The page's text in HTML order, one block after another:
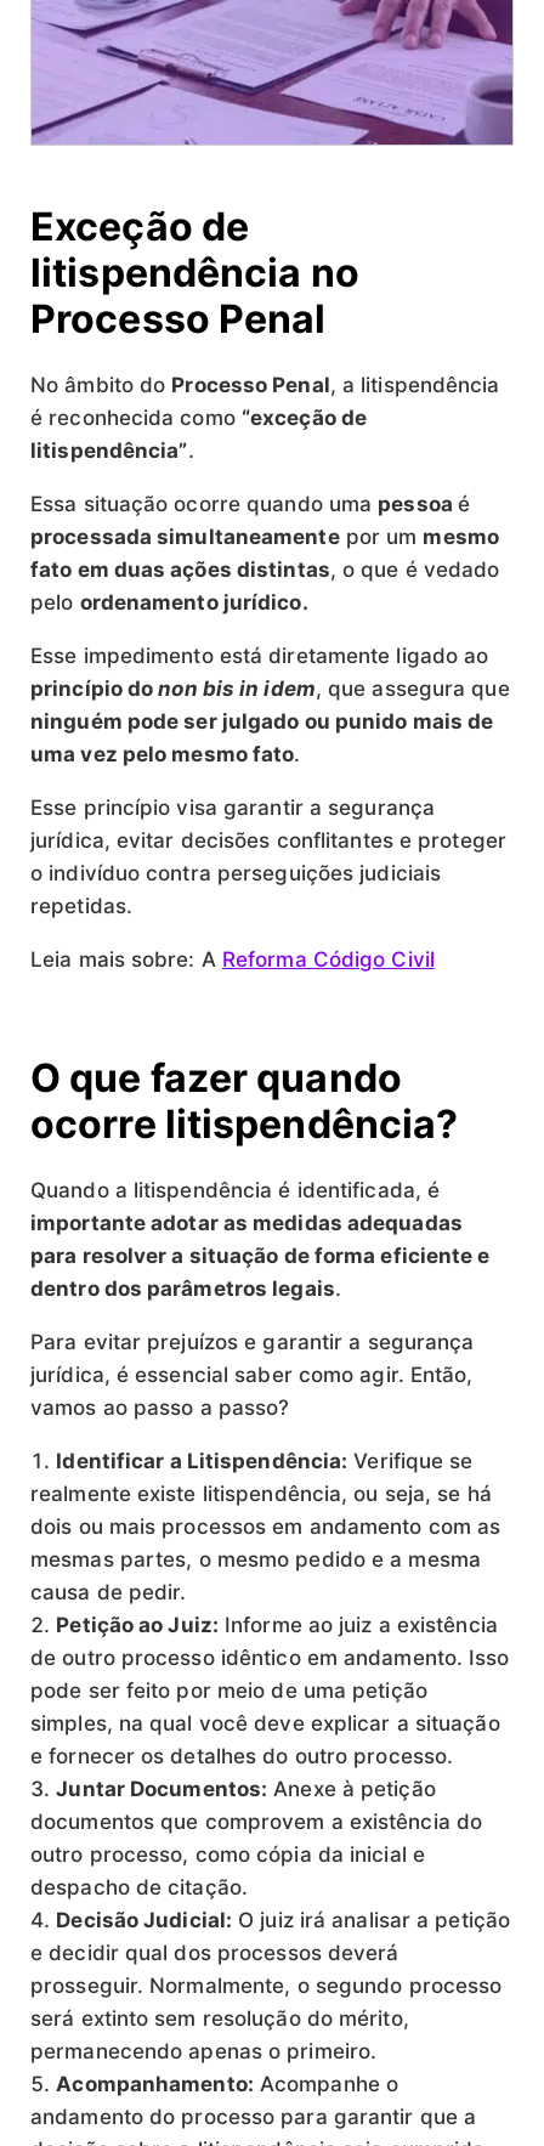
Exceção de
litispendência no
Processo Penal
No âmbito do Processo Penal, a litispendência
é reconhecida como “exceção de
litispendência”.
Essa situação ocorre quando uma pessoa é
processada simultaneamentepor um mesmo
fato em duas ações distintas, o que é vedado
pelo ordenamento jurídico.
Esse impedimento está diretamente ligado ao
princípio donon bis in idem, que assegura que
ninguém pode ser julgado ou punido mais de
uma vez pelo mesmo fato.
Esse princípio visa garantir a segurança
jurídica, evitar decisões conflitantes e proteger
o indivíduo contra perseguições judiciais
repetidas.
Leia mais sobre: A Reforma Código Civil
O que fazer quando
ocorre litispendência?
Quando a litispendência é identificada, é
importante adotar as medidas adequadas
para resolver a situação de forma eficiente e
dentro dos parâmetros legais.
Para evitar prejuízos e garantir a segurança
jurídica, é essencial saber como agir. Então,
vamos ao passo a passo?
Identificar a Litispendência: Verifique se
realmente existe litispendência, ou seja, se há
dois ou mais processos em andamento com as
mesmas partes, o mesmo pedido e a mesma
causa de pedir.
Petição ao Juiz: Informe ao juiz a existência
de outro processo idêntico em andamento. Isso
pode ser feito por meio de uma petição
simples, na qual você deve explicar a situação
e fornecer os detalhes do outro processo.
Juntar Documentos: Anexe à petição
documentos que comprovem a existência do
outro processo, como cópia da inicial e
despacho de citação.
Decisão Judicial: O juiz irá analisar a petição
e decidir qual dos processos deverá
prosseguir. Normalmente, o segundo processo
será extinto sem resolução do mérito,
permanecendo apenas o primeiro.
Acompanhamento: Acompanhe o
andamento do processo para garantir que a